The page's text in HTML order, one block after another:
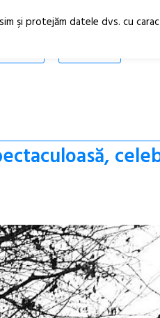
şi protejăm datele dvs. cu